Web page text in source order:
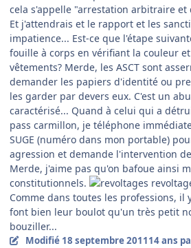
cela s'appelle "arrestation arbitraire
Et j'attendrais et le rapport et les
impatience... Est-ce que l'étape
fouille à corps en vérifiant la couleur
vêtements? Merde, les ASCT sont
demander les papiers d'identité ou
les garder par devers eux. C'est un
caractérisé... Quand à celui qui a
pass carmillon, je téléphone
SUGE (numéro dans mon portable)
agression et demande l'intervention
Merde, j'aime pas qu'on bafoue ainsi
constitutionnels.
Comme dans toutes les professions, il
font bien leur boulot qu'un très petit
bouziller...
Modifié 18 septembre 201114 ans